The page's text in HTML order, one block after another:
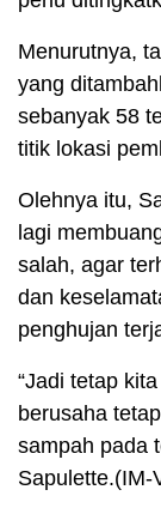
Menurutnya,
yang
sebanyak 58
titik lokasi
Olehnya itu,
lagi
salah, agar
dan
penghujan
“Jadi tetap
berusaha
sampah pada
Sapulette.(IM-